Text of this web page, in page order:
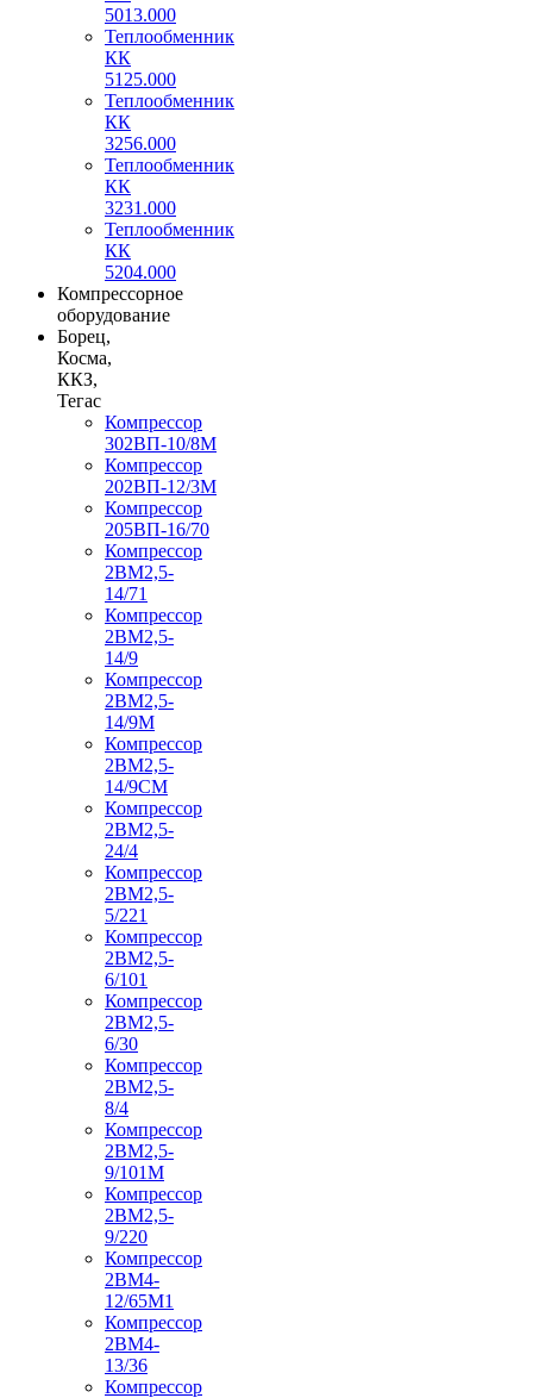
5013.000
Теплообменник
КК
5125.000
Теплообменник
КК
3256.000
Теплообменник
КК
3231.000
Теплообменник
КК
5204.000
Компрессорное
оборудование
Борец,
Косма,
ККЗ,
Тегас
Компрессор
302ВП-10/8М
Компрессор
202ВП-12/3М
Компрессор
205ВП-16/70
Компрессор
2ВМ2,5-
14/71
Компрессор
2ВМ2,5-
14/9
Компрессор
2ВМ2,5-
14/9М
Компрессор
2ВМ2,5-
14/9СМ
Компрессор
2ВМ2,5-
24/4
Компрессор
2ВМ2,5-
5/221
Компрессор
2ВМ2,5-
6/101
Компрессор
2ВМ2,5-
6/30
Компрессор
2ВМ2,5-
8/4
Компрессор
2ВМ2,5-
9/101М
Компрессор
2ВМ2,5-
9/220
Компрессор
2ВМ4-
12/65М1
Компрессор
2ВМ4-
13/36
Компрессор